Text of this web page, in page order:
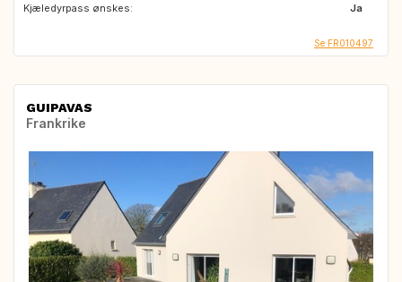
Kjæledyrpass ønskes:
Ja
Se FR010497
GUIPAVAS
Frankrike